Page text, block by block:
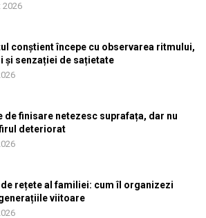
2026
conștient începe cu observarea ritmului,
și senzației de sațietate
de finisare netezesc suprafața, dar nu
deteriorat
rețete al familiei: cum îl organizezi
viitoare